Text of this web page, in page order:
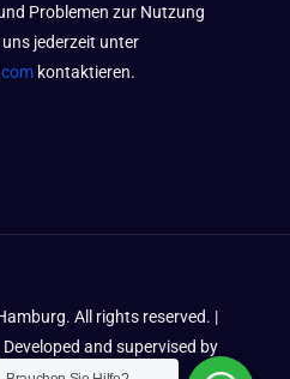
Problemen zur Nutzung
jederzeit unter
kontaktieren.
All rights reserved. |
Developed and supervised by